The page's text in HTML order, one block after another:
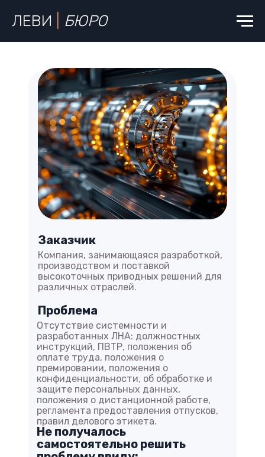
ЛЕВИ БЮРО
Не получалось
самостоятельно решить
Отсутствие системности и
разработанных ЛНА: должностных
инструкций, ПВТР, положения об
оплате труда, положения о
премировании, положения о
конфиденциальности, об обработке и
защите персональных данных,
положения о дистанционной работе,
регламента предоставления отпусков,
правил делового этикета.
Проблема
Компания, занимающаяся разработкой,
производством и поставкой
высокоточных приводных решений для
различных отраслей.
Заказчик